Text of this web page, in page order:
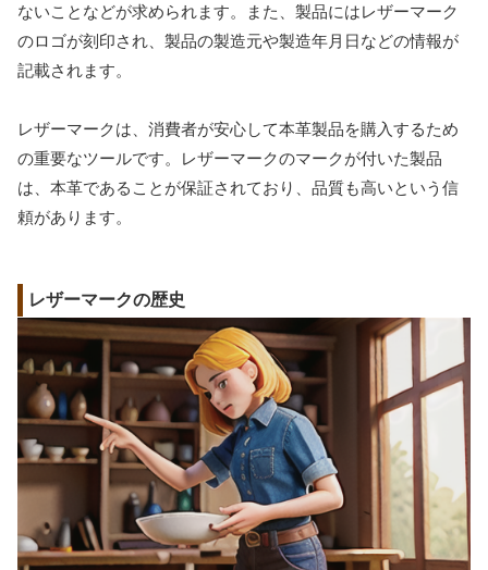
ないことなどが求められます。また、製品にはレザーマーク
のロゴが刻印され、製品の製造元や製造年月日などの情報が
記載されます。
レザーマークは、消費者が安心して本革製品を購入するため
の重要なツールです。レザーマークのマークが付いた製品
は、本革であることが保証されており、品質も高いという信
頼があります。
レザーマークの歴史